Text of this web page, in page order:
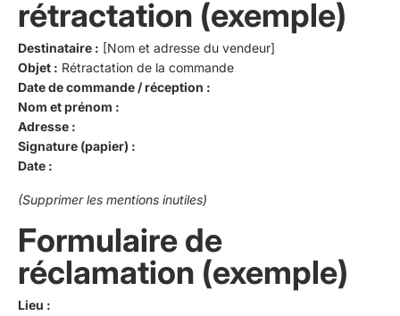
rétractation (exemple)
Destinataire : [Nom et adresse du vendeur]
Objet : Rétractation de la commande
Date de commande / réception :
Nom et prénom :
Adresse :
Signature (papier) :
Date :
(Supprimer les mentions inutiles)
Formulaire de
réclamation (exemple)
Lieu :